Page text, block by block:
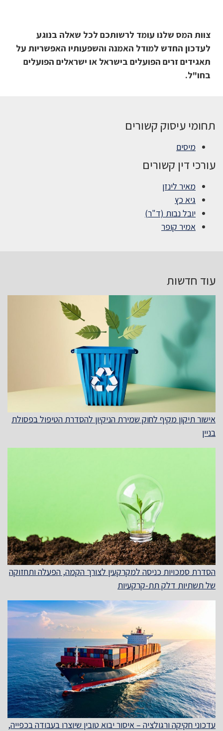
צוות המס שלנו עומד לרשותכם לכל שאלה בנוגע
לעדכון החדש למודל האמנה והשפעותיו האפשריות על
תאגידים זרים הפועלים בישראל או ישראלים הפועלים
בחו"ל.
תחומי עיסוק קשורים
מיסים
עורכי דין קשורים
מאיר לינזן
גיא כץ
יובל נבות (ד"ר)
אמיר קופר
עוד חדשות
אישור תיקון מקיף לחוק שמירת הניקיון להסדרת הטיפול בפסולת
בניין
הסדרת סמכויות כניסה למקרקעין לצורך הקמה, הפעלה ותחזוקה
של תשתיות דלק תת-קרקעיות
עדכוני חקיקה ורגולציה – איסור יבוא טובין שיוצרו בעבודה בכפייה,